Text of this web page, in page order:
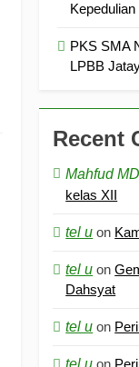
Kepedulian
PKS SMA
LPBB
Recent
Mahfud
kelas XII
tel u on
tel u on
Dahsyat
tel u on
tel u on